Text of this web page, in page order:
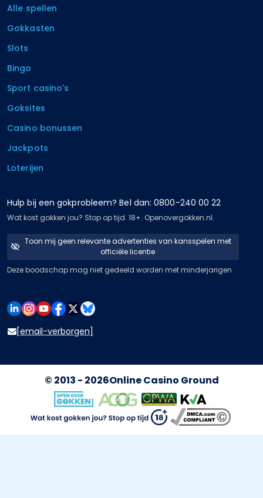
Alle spellen
Gokkasten
Slots
Bingo
Sport casino's
Goksites
Casino bonussen
Jackpots
Loterijen
Hulp bij een gokprobleem? Bel dan: 0800-240 00 22
Wat kost gokken jou? Stop op tijd. 18+. Openovergokken.nl.
Toon mij geen relevante advertenties van kansspelen met
officiële licentie
Deze boodschap mag niet gedeeld worden met minderjarigen
[email-verborgen]
© 2013 - 2026Online Casino Ground